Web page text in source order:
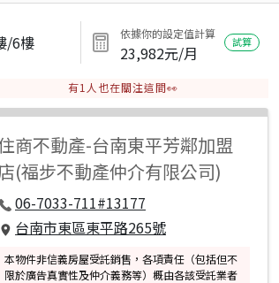
/6樓 依據你的設定值計算
23,982元/月
試算
有1 人也在關注這間👀
商不動產-台南東平芳鄰加盟
(福步不動產仲介有限公司)
06-7033-711#13177
台南市東區東平路265號
本物件非信義房屋受託銷售，各項責任（包括但不
限於廣告真實性及仲介義務等）概由各該受託業者